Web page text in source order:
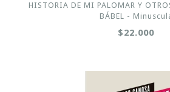
HISTORIA DE MI PALOMAR Y
BÁBEL -
$22.000